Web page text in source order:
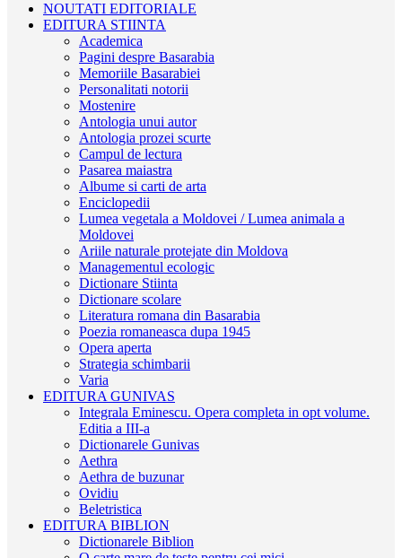
NOUTATI EDITORIALE
EDITURA STIINTA
Academica
Pagini despre Basarabia
Memoriile Basarabiei
Personalitati notorii
Mostenire
Antologia unui autor
Antologia prozei scurte
Campul de lectura
Pasarea maiastra
Albume si carti de arta
Enciclopedii
Lumea vegetala a Moldovei / Lumea animala a
Moldovei
Ariile naturale protejate din Moldova
Managementul ecologic
Dictionare Stiinta
Dictionare scolare
Literatura romana din Basarabia
Poezia romaneasca dupa 1945
Opera aperta
Strategia schimbarii
Varia
EDITURA GUNIVAS
Integrala Eminescu. Opera completa in opt volume.
Editia a III-a
Dictionarele Gunivas
Aethra
Aethra de buzunar
Ovidiu
Beletristica
EDITURA BIBLION
Dictionarele Biblion